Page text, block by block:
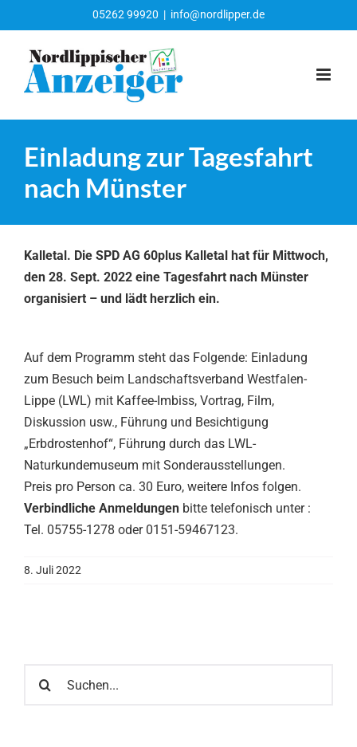
Inhalt
springen
05262 99920 | info@nordlipper.de
Einladung zur Tagesfahrt
nach Münster
Kalletal. Die SPD AG 60plus Kalletal hat für Mittwoch,
den 28. Sept. 2022 eine Tagesfahrt nach Münster
organisiert – und lädt herzlich ein.
Auf dem Programm steht das Folgende: Einladung
zum Besuch beim Landschaftsverband Westfalen-
Lippe (LWL) mit Kaffee-Imbiss, Vortrag, Film,
Diskussion usw., Führung und Besichtigung
„Erbdrostenhof“, Führung durch das LWL-
Naturkundemuseum mit Sonderausstellungen.
Preis pro Person ca. 30 Euro, weitere Infos folgen.
Verbindliche Anmeldungen bitte telefonisch unter :
Tel. 05755-1278 oder 0151-59467123.
8. Juli 2022
nach: